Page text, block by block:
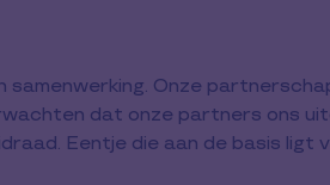
samenwerking. Onze
dat onze partners ons
Eentje die aan de basis ligt